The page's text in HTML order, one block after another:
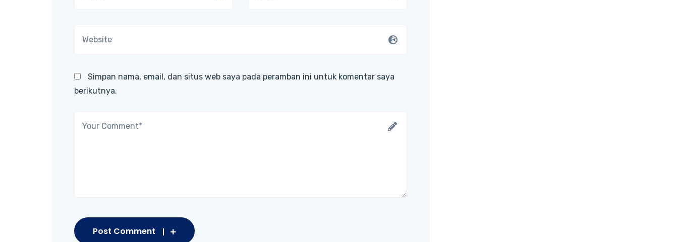
Simpan nama, email, dan situs web saya pada peramban ini untuk komentar saya
berikutnya.
Post Comment